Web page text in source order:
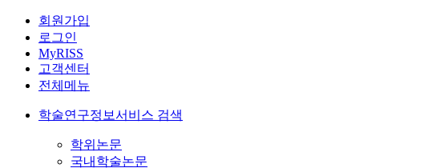
회원가입
로그인
MyRISS
고객센터
전체메뉴
학술연구정보서비스 검색
학위논문
국내학술논문